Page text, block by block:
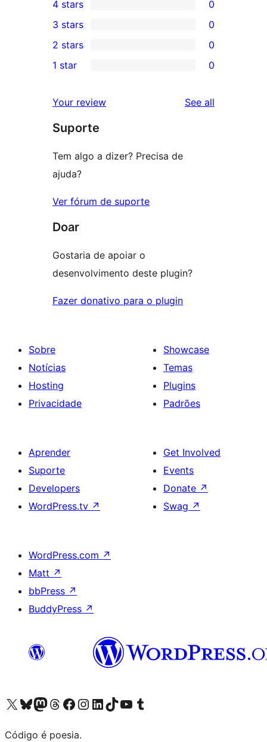
5-
star
review
4-
star
reviews
4 stars 0
0
3-
star
3 stars 0
2-
reviews
2 stars 0
star
reviews
1 star 0
Your review See all
Suporte
Tem algo a dizer? Precisa de
ajuda?
Ver fórum de suporte
Doar
Gostaria de apoiar o
desenvolvimento deste plugin?
Fazer donativo para o plugin
Sobre
Notícias
Hosting
Privacidade
Showcase
Temas
Plugins
Padrões
Aprender
Suporte
Developers
WordPress.tv ↗
Get Involved
Events
Donate ↗
Swag ↗
WordPress.com ↗
Matt ↗
bbPress ↗
BuddyPress ↗
Visite a nossa conta X (antigo Twitter)
Visit our Bluesky account
Visit our Mastodon account
Visit our Threads account
Visite a nossa página do Facebook
Visite a nossa conta no Instagram
Visite a nossa conta no LinkedIn
Visit our TikTok account
Visit our YouTube channel
Visit our Tumblr account
Código é poesia.